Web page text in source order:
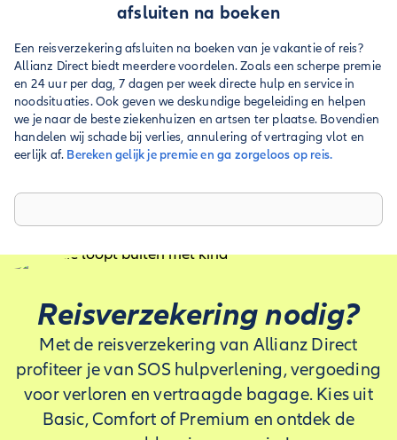
afsluiten na boeken
Een reisverzekering afsluiten na boeken van je vakantie of reis?
Allianz Direct biedt meerdere voordelen. Zoals een scherpe premie
en 24 uur per dag, 7 dagen per week directe hulp en service in
noodsituaties. Ook geven we deskundige begeleiding en helpen
we je naar de beste ziekenhuizen en artsen ter plaatse. Bovendien
handelen wij schade bij verlies, annulering of vertraging vlot en
eerlijk af. Bereken gelijk je premie en ga zorgeloos op reis.
Reisverzekering nodig?
Met de reisverzekering van Allianz Direct
profiteer je van SOS hulpverlening, vergoeding
voor verloren en vertraagde bagage. Kies uit
Basic, Comfort of Premium en ontdek de